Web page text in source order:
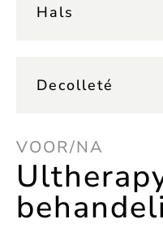
Hals
Decolleté
VOOR/NA